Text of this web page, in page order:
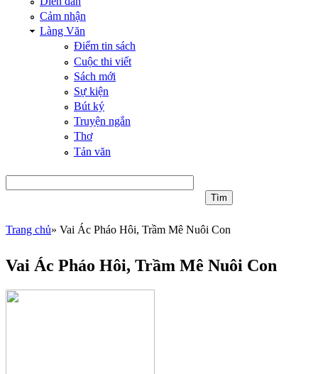
Cảm nhận
Làng Văn
Điểm tin sách
Cuộc thi viết
Sách mới
Sự kiện
Bút ký
Truyện ngắn
Thơ
Tản văn
Trang chủ» Vai Ác Pháo Hôi, Trầm Mê Nuôi Con
Vai Ác Pháo Hôi, Trầm Mê Nuôi Con